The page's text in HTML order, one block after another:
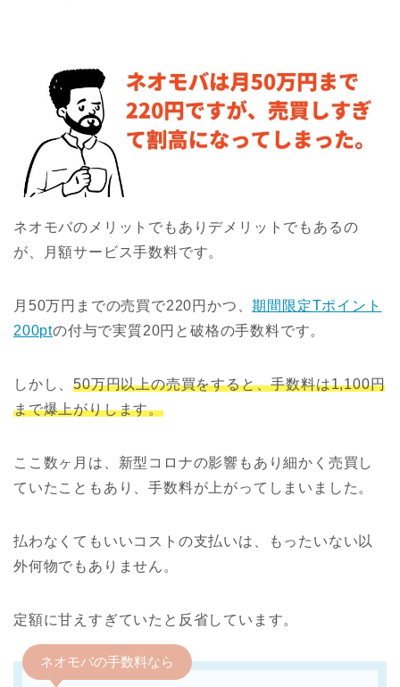
ネオモバのメリットでもありデメリットでもあるの
が、月額サービス手数料です。
月50万円までの売買で220円かつ、期間限定Tポイント
200ptの付与で実質20円と破格の手数料です。
しかし、50万円以上の売買をすると、手数料は1,100円
まで爆上がりします。
ここ数ヶ月は、新型コロナの影響もあり細かく売買し
ていたこともあり、手数料が上がってしまいました。
払わなくてもいいコストの支払いは、もったいない以
外何物でもありません。
定額に甘えすぎていたと反省しています。
ネオモバの手数料なら